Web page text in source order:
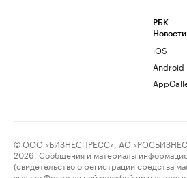
РБК
Новости
iOS
Android
© ООО «БИЗНЕСПРЕСС», АО
2026. Сообщения и материалы
(свидетельство о регистрации средства